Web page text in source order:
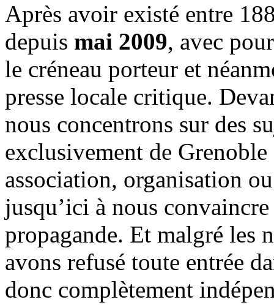
Après avoir existé entre
depuis mai 2009, avec
le créneau porteur et
presse locale critique.
nous concentrons sur des
exclusivement de
association, organisation
jusqu’ici à nous
propagande. Et malgré les
avons refusé toute entrée
donc complètement